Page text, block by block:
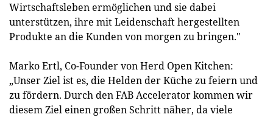
Wirtschaftsleben ermöglichen und sie dabei
unterstützen, ihre mit Leidenschaft hergestellten
Produkte an die Kunden von morgen zu bringen."
Marko Ertl, Co-Founder von Herd Open Kitchen:
„Unser Ziel ist es, die Helden der Küche zu feiern und
zu fördern. Durch den FAB Accelerator kommen wir
diesem Ziel einen großen Schritt näher, da viele